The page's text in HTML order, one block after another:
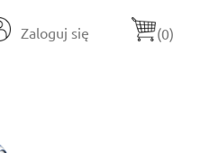
Zaloguj się (0)